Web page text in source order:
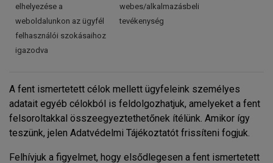
elhelyezése a
weboldalunkon az ügyfél
felhasználói szokásaihoz
igazodva
webes/alkalmazásbeli
tevékenység
A fent ismertetett célok mellett ügyfeleink személyes
adatait egyéb célokból is feldolgozhatjuk, amelyeket a fent
felsoroltakkal összeegyeztethetőnek ítélünk. Amikor így
teszünk, jelen Adatvédelmi Tájékoztatót frissíteni fogjuk.
Felhívjuk a figyelmet, hogy elsődlegesen a fent ismertetett